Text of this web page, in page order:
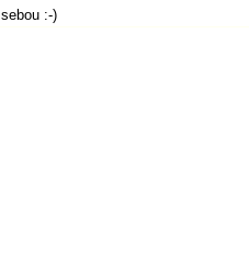
:-)